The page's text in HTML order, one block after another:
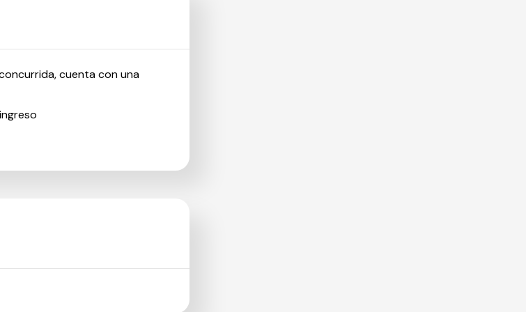
cuenta con una